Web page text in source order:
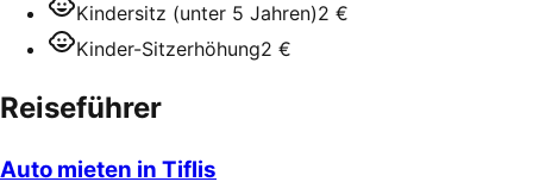
Kindersitz (unter 5 Jahren)2 €
Kinder-Sitzerhöhung2 €
Reiseführer
Auto mieten in Tiflis